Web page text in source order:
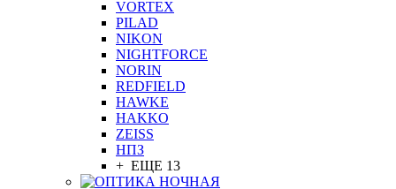
VORTEX
PILAD
NIKON
NIGHTFORCE
NORIN
REDFIELD
HAWKE
HAKKO
ZEISS
НПЗ
+ ЕЩЕ 13